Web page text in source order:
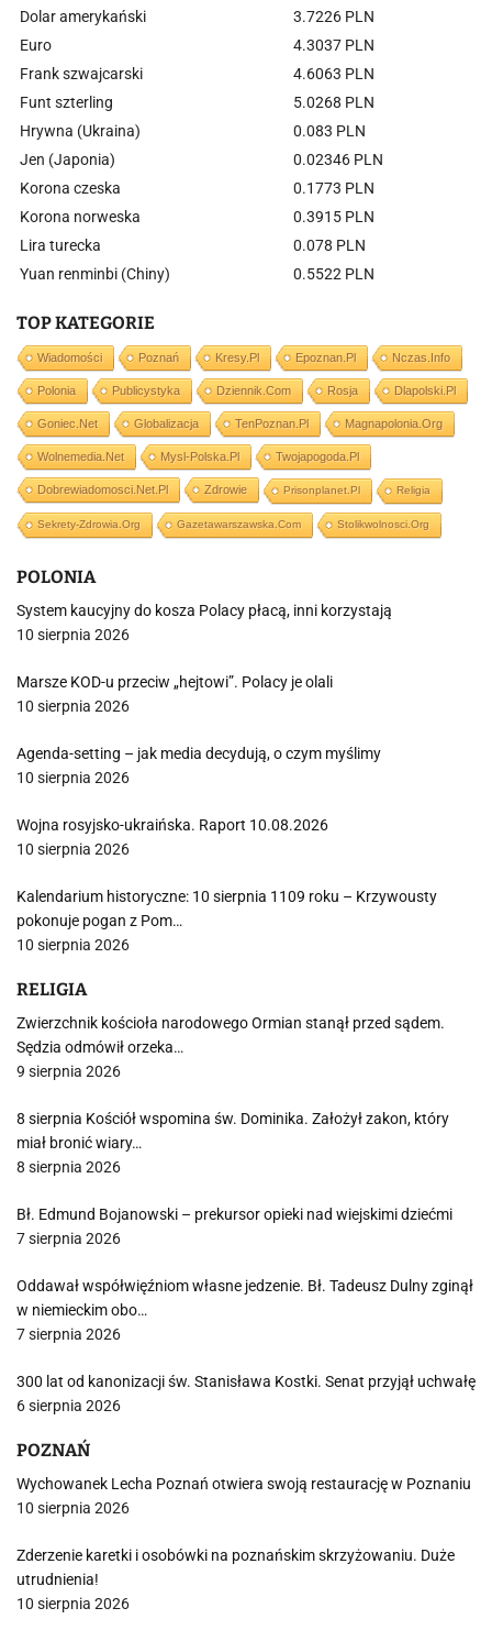
Dolar amerykański
3.7226 PLN
Euro
4.3037 PLN
Frank szwajcarski
4.6063 PLN
Funt szterling
5.0268 PLN
Hrywna (Ukraina)
0.083 PLN
Jen (Japonia)
0.02346 PLN
Korona czeska
0.1773 PLN
Korona norweska
0.3915 PLN
Lira turecka
0.078 PLN
Yuan renminbi (Chiny)
0.5522 PLN
TOP KATEGORIE
Wiadomości Poznań Kresy.pl Epoznan.pl Nczas.info
Polonia Publicystyka Dziennik.com Rosja Dlapolski.pl
Goniec.net Globalizacja TenPoznan.pl Magnapolonia.org
Wolnemedia.net Mysl-Polska.pl Twojapogoda.pl
Dobrewiadomosci.net.pl Zdrowie Prisonplanet.pl Religia
Sekrety-Zdrowia.org Gazetawarszawska.com Stolikwolnosci.org
POLONIA
System kaucyjny do kosza Polacy płacą, inni korzystają
10 sierpnia 2026
Marsze KOD-u przeciw „hejtowi”. Polacy je olali
10 sierpnia 2026
Agenda-setting – jak media decydują, o czym myślimy
10 sierpnia 2026
Wojna rosyjsko-ukraińska. Raport 10.08.2026
10 sierpnia 2026
Kalendarium historyczne: 10 sierpnia 1109 roku – Krzywousty
pokonuje pogan z Pom…
10 sierpnia 2026
RELIGIA
Zwierzchnik kościoła narodowego Ormian stanął przed sądem.
Sędzia odmówił orzeka…
9 sierpnia 2026
8 sierpnia Kościół wspomina św. Dominika. Założył zakon, który
miał bronić wiary…
8 sierpnia 2026
Bł. Edmund Bojanowski – prekursor opieki nad wiejskimi dziećmi
7 sierpnia 2026
Oddawał współwięźniom własne jedzenie. Bł. Tadeusz Dulny zginął
w niemieckim obo…
7 sierpnia 2026
300 lat od kanonizacji św. Stanisława Kostki. Senat przyjął uchwałę
6 sierpnia 2026
POZNAŃ
Wychowanek Lecha Poznań otwiera swoją restaurację w Poznaniu
10 sierpnia 2026
Zderzenie karetki i osobówki na poznańskim skrzyżowaniu. Duże
utrudnienia!
10 sierpnia 2026